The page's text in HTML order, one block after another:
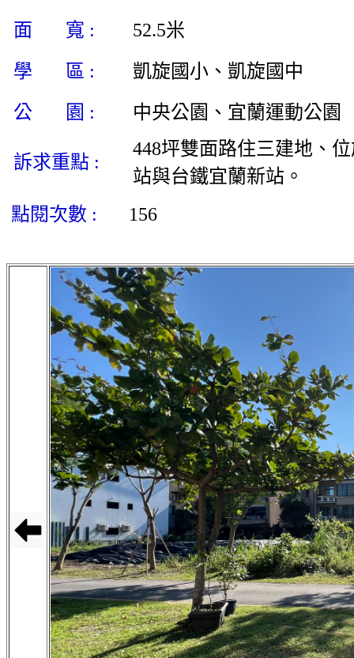
面 寬 :
52.5米
學 區 :
凱旋國小、凱旋國中
公 園 :
中央公園、宜蘭運動公園
訴求重點 :
448坪雙面路住三建地、
站與台鐵宜蘭新站。
點閱次數 :
156